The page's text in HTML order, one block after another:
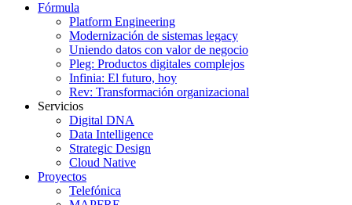
Fórmula
Platform Engineering
Modernización de sistemas legacy
Uniendo datos con valor de negocio
Pleg: Productos digitales complejos
Infinia: El futuro, hoy
Rev: Transformación organizacional
Servicios
Digital DNA
Data Intelligence
Strategic Design
Cloud Native
Proyectos
Telefónica